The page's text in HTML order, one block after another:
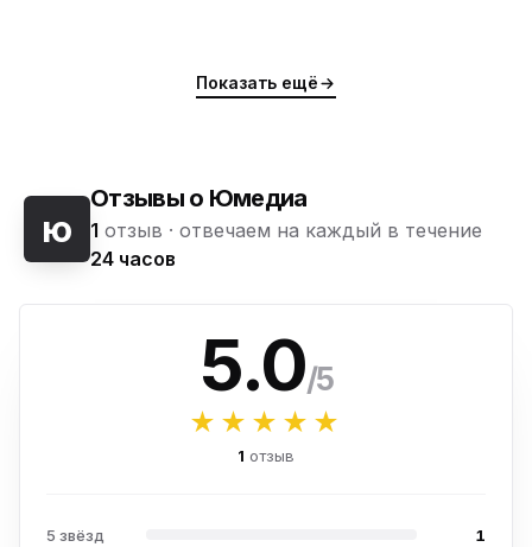
Показать ещё
ю
Отзывы о Юмедиа
1 отзыв · отвечаем на каждый в течение
24 часов
5.0/5
★★★★★
1 отзыв
5 звёзд
1